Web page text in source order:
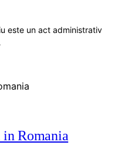
este un act administrativ
Romania